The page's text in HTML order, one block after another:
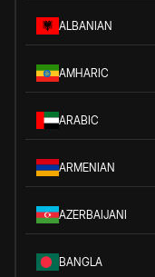
ALBANIAN
AMHARIC
ARABIC
ARMENIAN
AZERBAIJANI
BANGLA